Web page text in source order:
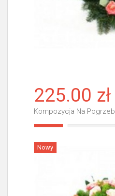
225.00 zł
Kompozycja Na Pogrzeb
Nowy